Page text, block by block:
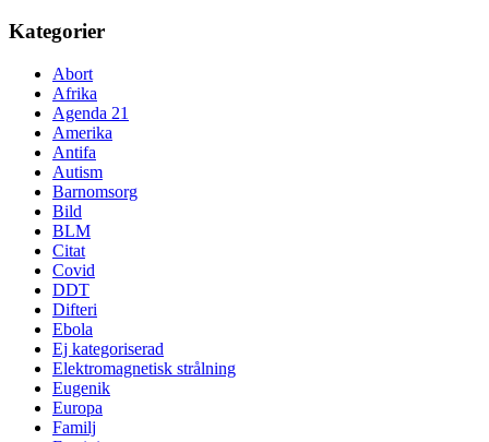
Kategorier
Abort
Afrika
Agenda 21
Amerika
Antifa
Autism
Barnomsorg
Bild
BLM
Citat
Covid
DDT
Difteri
Ebola
Ej kategoriserad
Elektromagnetisk strålning
Eugenik
Europa
Familj